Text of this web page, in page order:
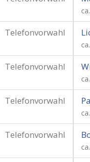
Telefonvorwahl
Telefonvorwahl
Telefonvorwahl
Telefonvorwahl